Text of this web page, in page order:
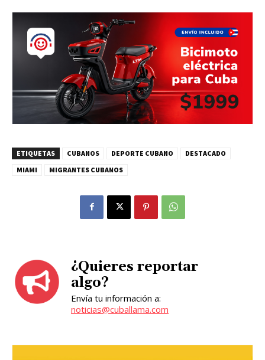
ETIQUETAS CUBANOS DEPORTE CUBANO
DESTACADO
MIAMI
MIGRANTES CUBANOS
¿Quieres reportar
algo?
Envía tu información a:
noticias@cuballama.com